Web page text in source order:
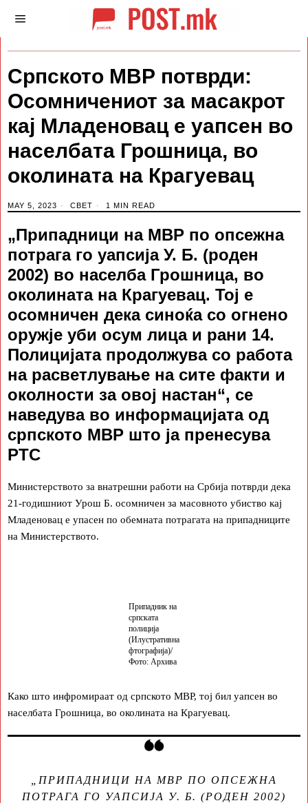
Српското МВР потврди:
Осомничениот за масакрот
кај Младеновац е уапсен во
населбата Грошница, во
околината на Крагуевац
MAY 5, 2023 СВЕТ 1 MIN READ
„Припадници на МВР по опсежна
потрага го уапсија У. Б. (роден
2002) во населба Грошница, во
околината на Крагуевац. Тој е
осомничен дека синоќа со огнено
оружје уби осум лица и рани 14.
Полицијата продолжува со работа
на расветлување на сите факти и
околности за овој настан“, се
наведува во информацијата од
српското МВР што ја пренесува
РТС
Министерството за внатрешни работи на Србија потврди дека
21-годишниот Урош Б. осомничен за масовното убиство кај
Младеновац е упасен по обемната потрагата на припадниците
на Министерството.
Припадник на
српската
полиција
(Илустративна
фтографија)/
Фото: Архива
Како што инфромираат од српското МВР, тој бил уапсен во
населбата Грошница, во околината на Крагуевац.
„ПРИПАДНИЦИ НА МВР ПО ОПСЕЖНА
ПОТРАГА ГО УАПСИЈА У. Б. (РОДЕН 2002)